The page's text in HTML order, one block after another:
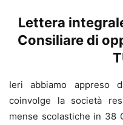
Lettera
Consiliare di
Ieri abbiamo appreso
coinvolge la società
mense scolastiche in 38